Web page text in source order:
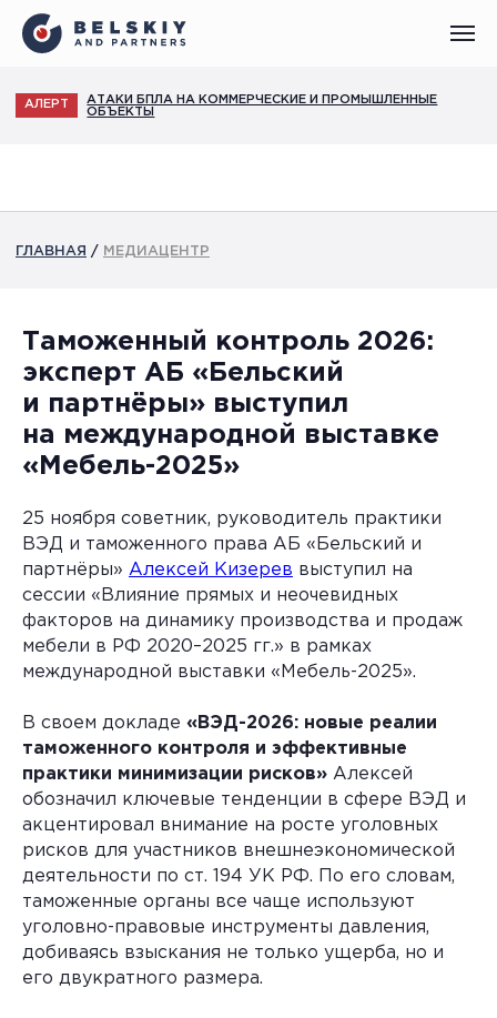
Таможенный контроль 2026:
эксперт АБ «Бельский
и партнёры» выступил
на международной выставке
«Мебель-2025»
25 ноября советник, руководитель практики
ВЭД и таможенного права АБ «Бельский и
партнёры» Алексей Кизерев выступил на
сессии «Влияние прямых и неочевидных
факторов на динамику производства и продаж
мебели в РФ 2020–2025 гг.» в рамках
международной выставки «Мебель-2025».
В своем докладе «ВЭД-2026: новые реалии
таможенного контроля и эффективные
практики минимизации рисков» Алексей
обозначил ключевые тенденции в сфере ВЭД и
акцентировал внимание на росте уголовных
рисков для участников внешнеэкономической
деятельности по ст. 194 УК РФ. По его словам,
таможенные органы все чаще используют
уголовно-правовые инструменты давления,
добиваясь взыскания не только ущерба, но и
его двукратного размера.